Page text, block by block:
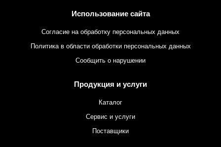
Использование сайта
Согласие на обработку персональных данных
Политика в области обработки персональных данных
Сообщить о нарушении
Продукция и услуги
Каталог
Сервис и услуги
Поставщики